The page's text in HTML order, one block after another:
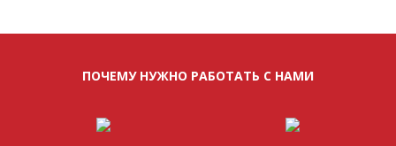
ПОЧЕМУ НУЖНО РАБОТАТЬ С НАМИ